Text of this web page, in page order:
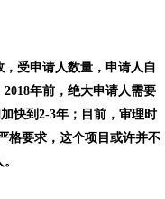
受申请人数量，申请人自
年前，绝大申请人需要
快到2-3年；目前，审理时
格要求，这个项目或许并不